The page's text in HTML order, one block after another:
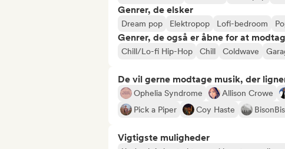
Genrer, de elsker
Dream pop Elektropop Lofi-bedroom
Genrer, de også er åbne for at
Chill/Lo-fi Hip-Hop Chill Coldwave
De vil gerne modtage musik, der
Ophelia Syndrome Allison Crowe
Pick a Piper
Coy Haste
Vigtigste muligheder